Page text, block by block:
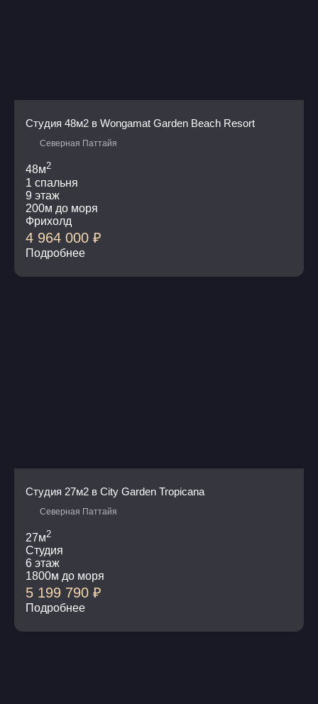
Студия 48м2 в Wongamat Garden Beach Resort
Северная Паттайя
48м2
1 спальня
9 этаж
200м до моря
Фрихолд
4 964 000 ₽
Подробнее
Студия 27м2 в City Garden Tropicana
Северная Паттайя
27м2
Студия
6 этаж
1800м до моря
5 199 790 ₽
Подробнее